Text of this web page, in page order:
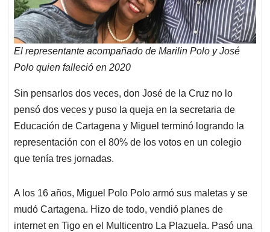
El representante acompañado de Marilin Polo y José
Polo quien falleció en 2020
Sin pensarlos dos veces, don José de la Cruz no lo
pensó dos veces y puso la queja en la secretaria de
Educación de Cartagena y Miguel terminó logrando la
representación con el 80% de los votos en un colegio
que tenía tres jornadas.
A los 16 años, Miguel Polo Polo armó sus maletas y se
mudó Cartagena. Hizo de todo, vendió planes de
internet en Tigo en el Multicentro La Plazuela. Pasó una